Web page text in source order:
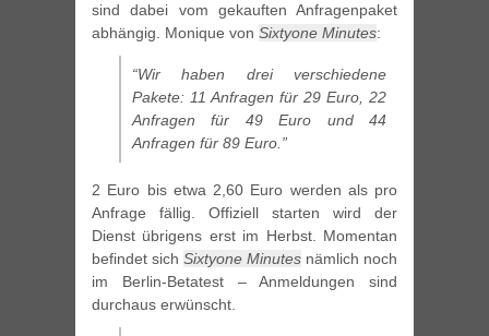
sind dabei vom gekauften Anfragenpaket
abhängig. Monique von Sixtyone Minutes:
“Wir haben drei verschiedene
Pakete: 11 Anfragen für 29 Euro, 22
Anfragen für 49 Euro und 44
Anfragen für 89 Euro.”
2 Euro bis etwa 2,60 Euro werden als pro
Anfrage fällig. Offiziell starten wird der
Dienst übrigens erst im Herbst. Momentan
befindet sich Sixtyone Minutes nämlich noch
im Berlin-Betatest – Anmeldungen sind
durchaus erwünscht.